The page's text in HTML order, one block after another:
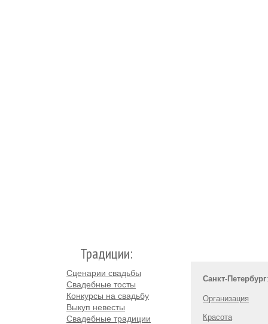
Традиции:
Сценарии свадьбы
Свадебные тосты
Конкурсы на свадьбу
Выкуп невесты
Свадебные традиции
Санкт-Петербург
Организация
Красота